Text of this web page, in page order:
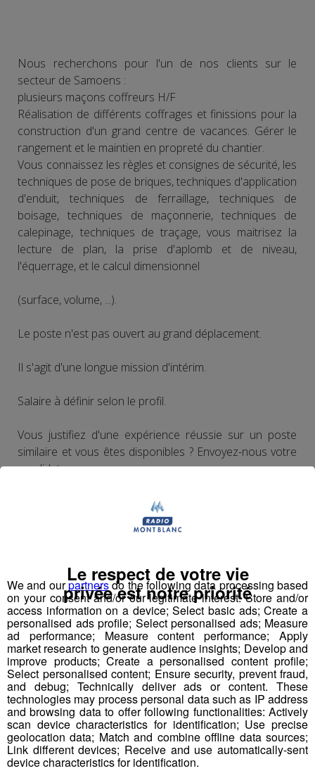
Nous recherchons pour l'un de nos clients sur le
secteur de Samoens :
plusieurs maçons coffreurs H/F
Réalisation de différents coffrages et finissions pour la
construction d'un grand centre de vacances. Gérer le
rangement et le maintien en propreté du chantier.
Vous connaissez les règles et consignes de sécurité, les
techniques de pose de briques, techniques d'application
d'enduit, techniques de ferraillage, techniques de
boisage, techniques de maçonnerie, techniques de
calepinage, techniques de traçage, vous maitrisez la
lecture de plan, la prise d'aplomb et de niveau,
l'équerrage, et le calcul dimensionnel
(surface, volume, ...).
Le poste n'est pas ouvert au grand déplacement.
Il s'agit d'une longue mission d'intérim.
Salaire à définir selon le profil.
Vous justifiez d'une expérience réussie sur un poste
similaire et vous êtes disponibles ? Envoyez-nous votre
candidature.
NUMERO OFFRE POLE EMPLOI
Envoyer votre CV à la personne en charge du
recrutementsallanches@synergie.fr
ou en postulant directement en ligne surwww.pole-
emploi.fr depuis l'offre d'emploi
Partager sur Facebook
Partager sur Twitter
We and ourpartnersdo the following data processing based
on your consent and/or our legitimate interest: Store and/or
access information on a device; Select basic ads; Create a
personalised ads profile; Select personalised ads; Measure
ad performance; Measure content performance; Apply
market research to generate audience insights; Develop and
improve products; Create a personalised content profile;
Select personalised content; Ensure security, prevent fraud,
and debug; Technically deliver ads or content. These
technologies may process personal data such as IP address
and browsing data to offer following functionalities: Actively
scan device characteristics for identification; Use precise
geolocation data; Match and combine offline data sources;
Link different devices; Receive and use automatically-sent
device characteristics for identification.
Le respect de votre vie
privée est notre priorité